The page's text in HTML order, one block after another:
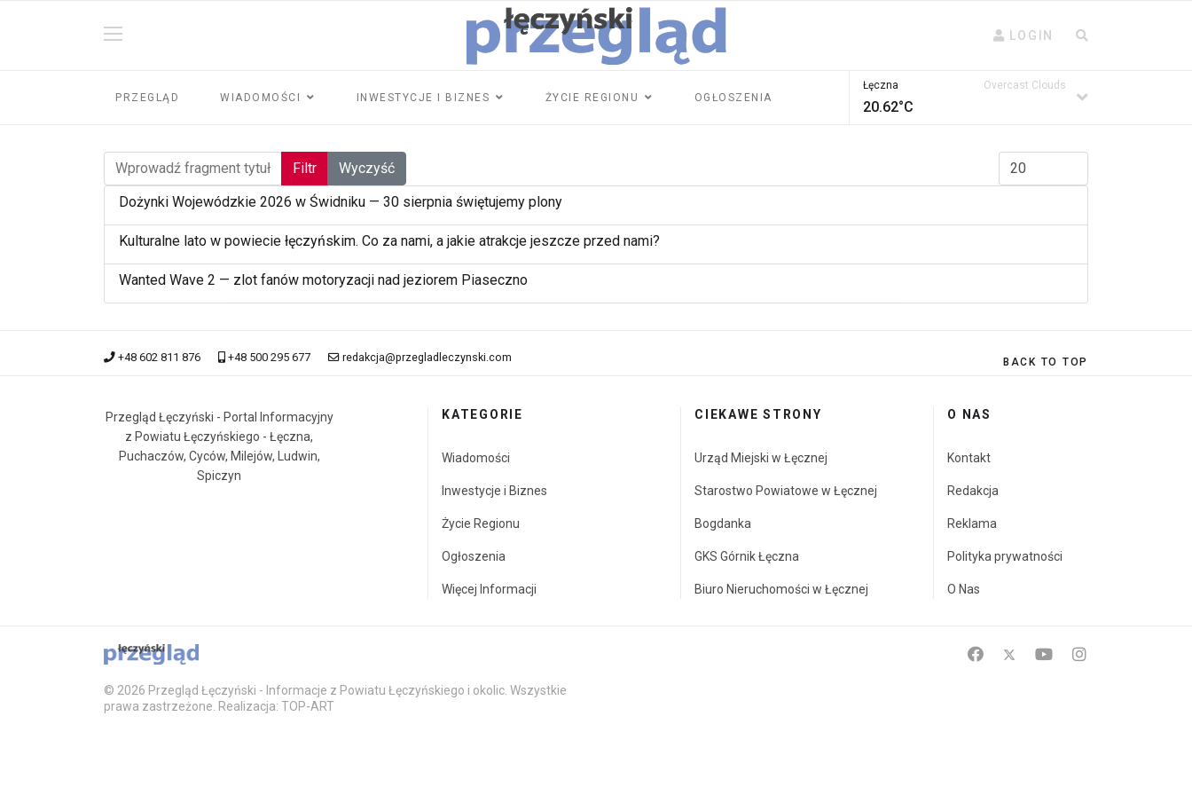
LOGIN
PRZEGLĄD WIADOMOŚCI INWESTYCJE I BIZNES ŻYCIE REGIONU OGŁOSZENIA
Łęczna
20.62°C
Overcast Clouds
Wprowadź fragment tytułu
Filtr Wyczyść
Dożynki Wojewódzkie 2026 w Świdniku — 30 sierpnia świętujemy plony
Kulturalne lato w powiecie łęczyńskim. Co za nami, a jakie atrakcje jeszcze przed nami?
Wanted Wave 2 — zlot fanów motoryzacji nad jeziorem Piaseczno
+48 602 811 876 +48 500 295 677 redakcja@przegladleczynski.com BACK TO TOP
Przegląd Łęczyński - Portal Informacyjny
z Powiatu Łęczyńskiego - Łęczna,
Puchaczów, Cyców, Milejów, Ludwin,
Spiczyn
KATEGORIE
Wiadomości
Inwestycje i Biznes
Życie Regionu
Ogłoszenia
Więcej Informacji
CIEKAWE STRONY
Urząd Miejski w Łęcznej
Starostwo Powiatowe w Łęcznej
Bogdanka
GKS Górnik Łęczna
Biuro Nieruchomości w Łęcznej
O NAS
Kontakt
Redakcja
Reklama
Polityka prywatności
O Nas
© 2026 Przegląd Łęczyński - Informacje z Powiatu Łęczyńskiego i okolic. Wszystkie
prawa zastrzeżone. Realizacja: TOP-ART